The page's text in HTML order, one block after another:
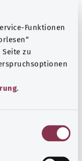
Funktionen
zu
.